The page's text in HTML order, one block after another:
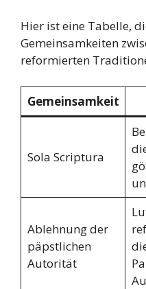
Hier ist eine Tabelle,
Gemeinsamkeiten
reformierten
Gemeinsamkeit
Sola Scriptura
Ablehnung der
päpstlichen
Autorität